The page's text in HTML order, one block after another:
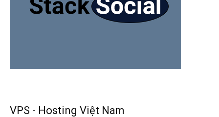
VPS - Hosting Việt Nam